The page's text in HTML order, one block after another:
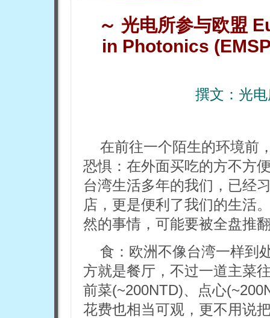
～ 光电所参与欧盟
in Photonics
撰文：光
在前往一个陌生的环境前
恐惧：在外面买吃的方不方
台湾生活多年的我们，已经
店，更是便利了我们的生活
然的事情，可能要被全盘推
食：欧洲不像台湾一样到
方就是餐厅，不过一道主菜
前菜(~200NTD)、点心
花费也相当可观，更不用说